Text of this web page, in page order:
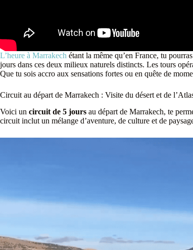
L’heure à Marrakech étant la même qu’en France, tu
jours dans ces deux milieux naturels distincts. Les tours
Que tu sois accro aux sensations fortes ou en quête de
Circuit au départ de Marrakech : Visite du désert et de
Voici un circuit de 5 jours au départ de Marrakech, te
circuit inclut un mélange d’aventure, de culture et de